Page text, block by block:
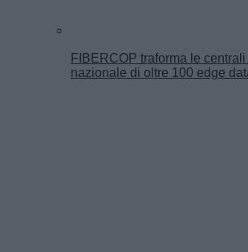
FIBERCOP traforma le
nazionale di oltre 100 edge